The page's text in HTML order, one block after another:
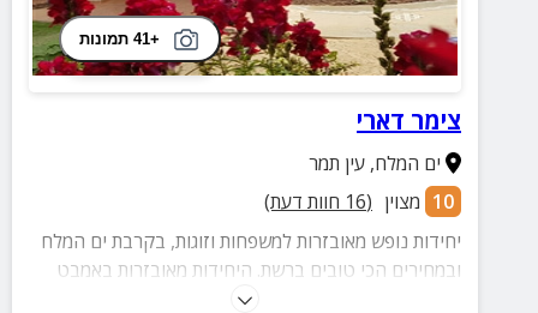
+41 תמונות
צימר דארי
ים המלח,עין תמר
10 מצוין (
16 חוות דעת)
יחידות נופש מאובזרות למשפחות וזוגות, בקרבת ים המלח
ובמחירים הכי טובים ברשת. היחידות מאובזרות באמבט
ג'קוזי מפנק, מחוץ לצימרים חצר מטופחת ובקרבת המתחם